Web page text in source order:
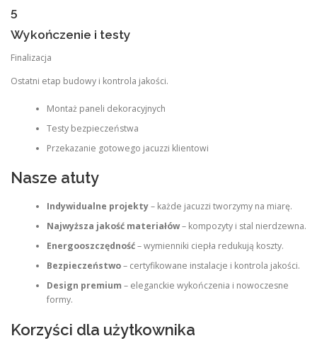
5
Wykończenie i testy
Finalizacja
Ostatni etap budowy i kontrola jakości.
Montaż paneli dekoracyjnych
Testy bezpieczeństwa
Przekazanie gotowego jacuzzi klientowi
Nasze atuty
Indywidualne projekty– każde jacuzzi tworzymy na miarę.
Najwyższa jakość materiałów– kompozyty i stal nierdzewna.
Energooszczędność– wymienniki ciepła redukują koszty.
Bezpieczeństwo– certyfikowane instalacje i kontrola jakości.
Design premium – eleganckie wykończenia i nowoczesne
formy.
Korzyści dla użytkownika